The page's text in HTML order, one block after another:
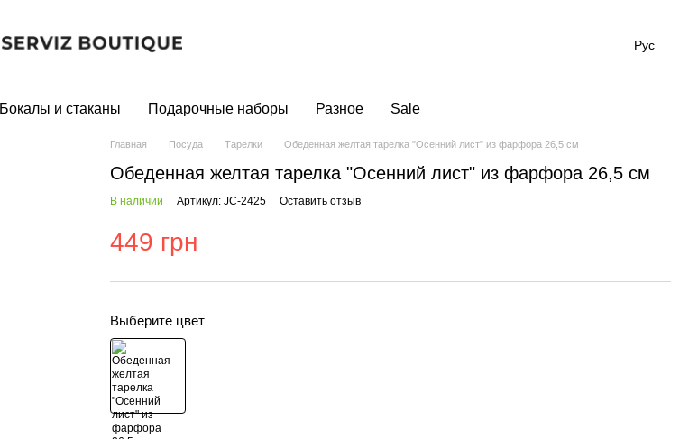
Рус
Бокалы и стаканы Подарочные наборы Разное Sale
Главная Посуда Тарелки Обеденная желтая тарелка "Осенний лист" из фарфора 26,5 см
Обеденная желтая тарелка "Осенний лист" из фарфора 26,5 см
В наличии Артикул: JC-2425 Оставить отзыв
449 грн
Выберите цвет